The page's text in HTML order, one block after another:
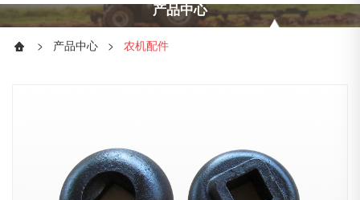
产品中心
> 产品中心 > 农机配件